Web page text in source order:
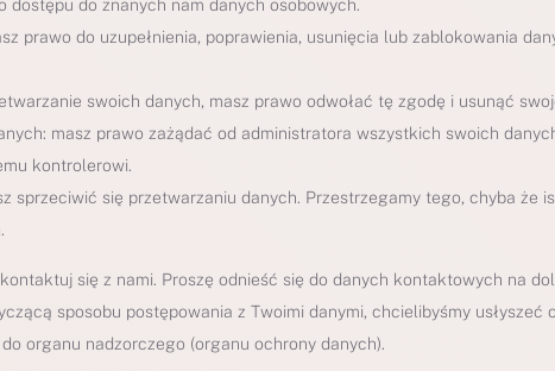
dostępu do znanych nam danych osobowych.
prawo do uzupełnienia, poprawienia, usunięcia lub zablokowania
swoich danych, masz prawo odwołać tę zgodę i usunąć
masz prawo zażądać od administratora wszystkich swoich
kontrolerowi.
sprzeciwić się przetwarzaniu danych. Przestrzegamy tego, chyba że
się z nami. Proszę odnieść się do danych kontaktowych na
sposobu postępowania z Twoimi danymi, chcielibyśmy usłyszeć
organu nadzorczego (organu ochrony danych).